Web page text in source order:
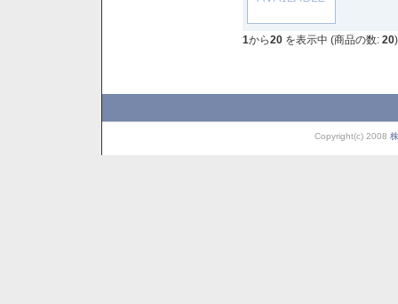
1から20 を表示中 (商品の数: 20)
Copyright(c) 2008